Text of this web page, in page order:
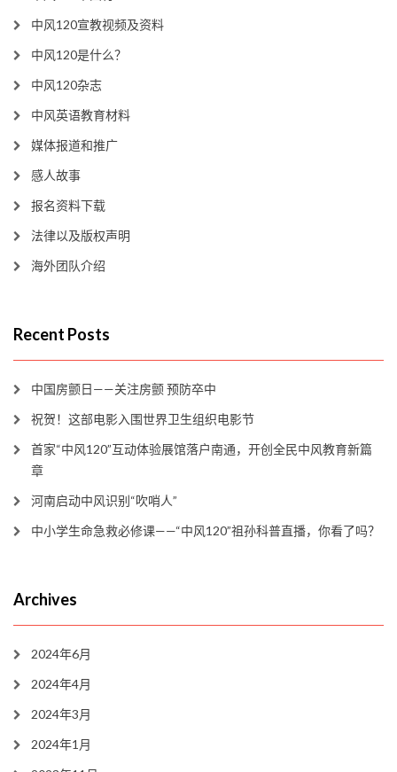
中风120宣教视频及资料
中风120是什么？
中风120杂志
中风英语教育材料
媒体报道和推广
感人故事
报名资料下载
法律以及版权声明
海外团队介绍
Recent Posts
中国房颤日——关注房颤 预防卒中
祝贺！这部电影入围世界卫生组织电影节
首家“中风120”互动体验展馆落户南通，开创全民中风教育新篇
章
河南启动中风识别“吹哨人”
中小学生命急救必修课——“中风120”祖孙科普直播，你看了吗？
Archives
2024年6月
2024年4月
2024年3月
2024年1月